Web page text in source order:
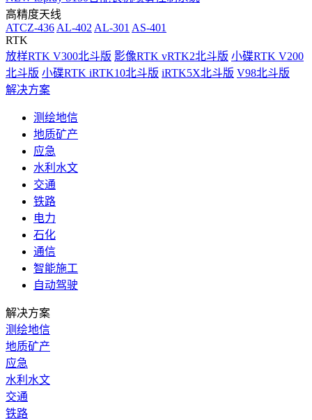
高精度天线
ATCZ-436 AL-402 AL-301 AS-401
RTK
放样RTK V300北斗版 影像RTK vRTK2北斗版 小碟RTK V200
北斗版 小碟RTK iRTK10北斗版 iRTK5X北斗版 V98北斗版
解决方案
测绘地信
地质矿产
应急
水利水文
交通
铁路
电力
石化
通信
智能施工
自动驾驶
解决方案
测绘地信
地质矿产
应急
水利水文
交通
铁路